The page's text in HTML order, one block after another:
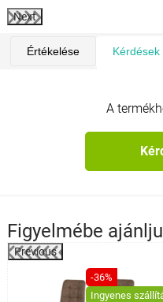
Next
Értékelése Kérdések
A
Figyelmébe
Previous
-36%
Ingyenes